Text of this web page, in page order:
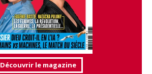
Découvrir le magazine